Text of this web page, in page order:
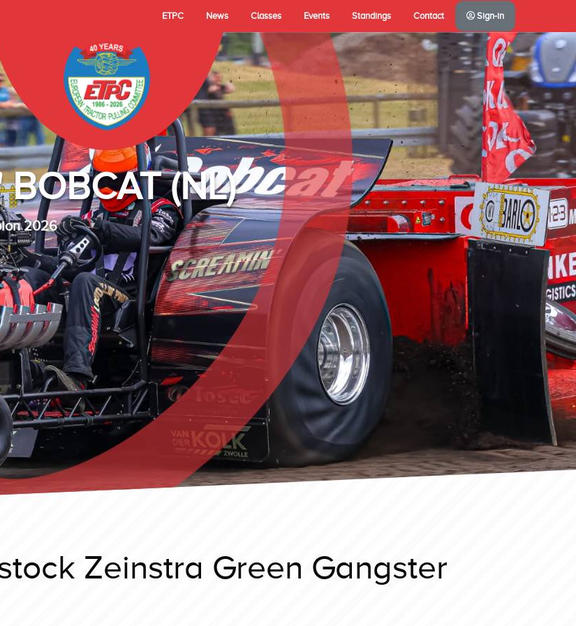
ETPC News Classes Events Standings Contact Sign-in
LAMBADA(NL)
2025
Zeinstra Green Gangster